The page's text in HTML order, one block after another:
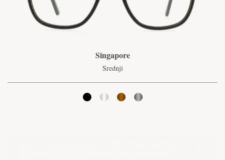
Singapore
Srednji